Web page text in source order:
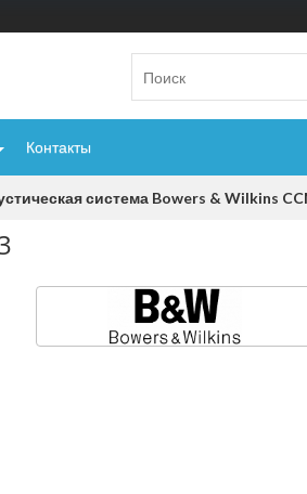
Контакты
система Bowers & Wilkins